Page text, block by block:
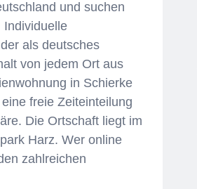
und suchen
Individuelle
als deutsches
von jedem Ort aus
in Schierke
freie Zeiteinteilung
Die Ortschaft liegt im
Harz. Wer online
zahlreichen